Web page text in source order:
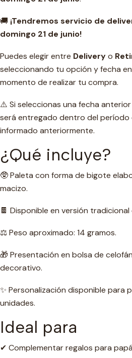
🚚 ¡Tendremos servicio de
domingo 21 de junio!
Puedes elegir entre Deliveryo
seleccionando tu opción y fecha
momento de realizar tu compra.
⚠️ Si seleccionas una fecha
será entregado dentro del período
informado anteriormente.
¿Qué incluye?
🥸 Paleta con forma de bigote
macizo.
🍫 Disponible en versión tradicional
⚖️ Peso aproximado: 14 gramos.
🎁 Presentación en bolsa de
decorativo.
✨ Personalización disponible para
unidades.
Ideal para
✔ Complementar regalos para